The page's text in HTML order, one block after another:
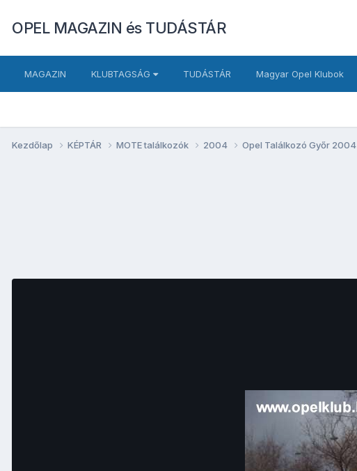
OPEL MAGAZIN és TUDÁSTÁR
MAGAZIN KLUBTAGSÁG TUDÁSTÁR Magyar Opel Klubok
Kezdőlap KÉPTÁR MOTE találkozók 2004 Opel Találkozó Győr 2004